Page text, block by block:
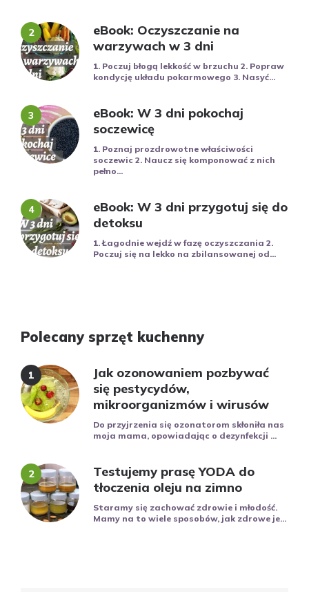
eBook: Oczyszczanie na
warzywach w 3 dni
1. Poczuj błogą lekkość w brzuchu 2. Popraw
kondycję układu pokarmowego 3. Nasyć...
eBook: W 3 dni pokochaj
soczewicę
1. Poznaj prozdrowotne właściwości
soczewic 2. Naucz się komponować z nich
pełno...
eBook: W 3 dni przygotuj się do
detoksu
1. Łagodnie wejdź w fazę oczyszczania 2.
Poczuj się na lekko na zbilansowanej od...
Polecany sprzęt kuchenny
Jak ozonowaniem pozbywać
się pestycydów,
mikroorganizmów i wirusów
Do przyjrzenia się ozonatorom skłoniła nas
moja mama, opowiadając o dezynfekcji ...
Testujemy prasę YODA do
tłoczenia oleju na zimno
Staramy się zachować zdrowie i młodość.
Mamy na to wiele sposobów, jak zdrowe je...